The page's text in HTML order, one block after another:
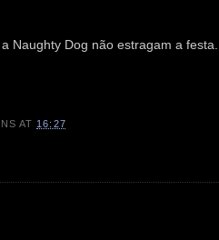
Naughty Dog não estragam a festa...
AT 16:27